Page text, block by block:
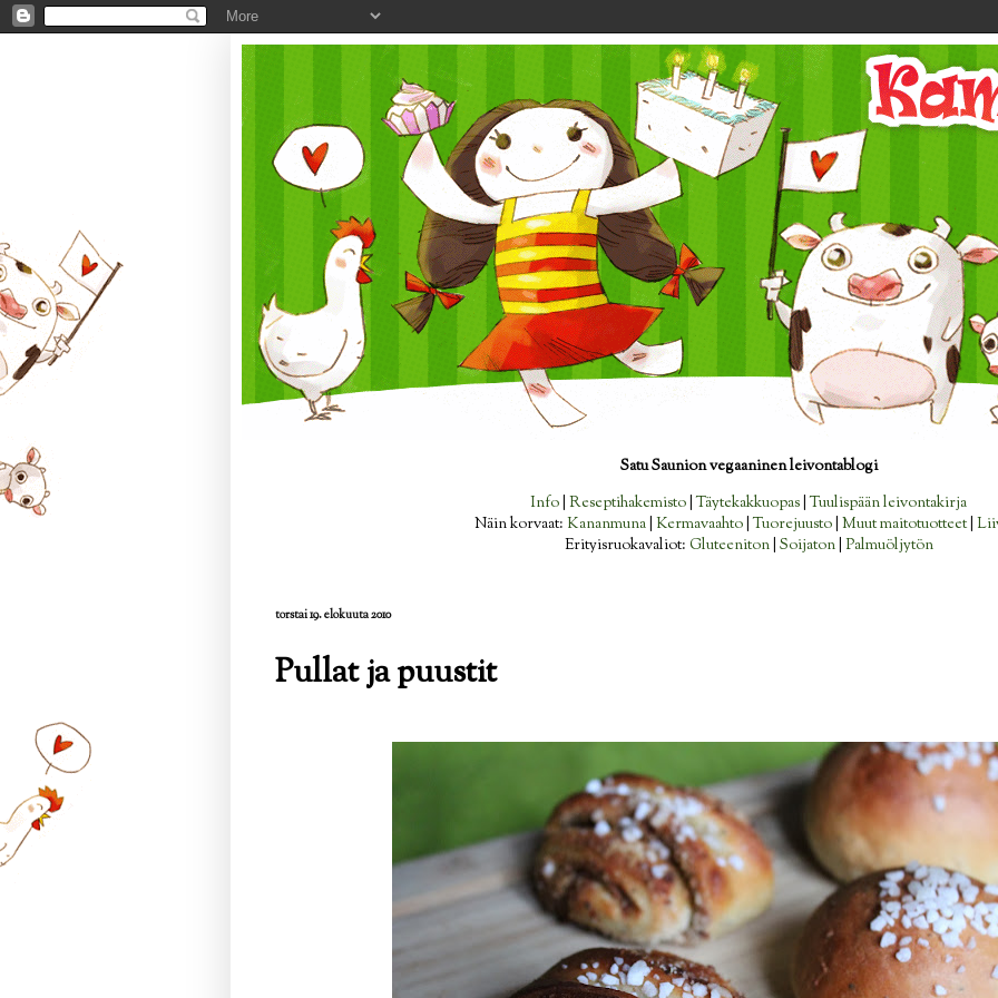
Satu Saunion vegaaninen leivontablogi
Info Reseptihakemisto |Täytekakkuopas |Tuulispään leivontakirja
Näin korvaat: Kananmuna Kermavaahto |Tuorejuusto Muut maitotuotteet|
Erityisruokavaliot: Gluteeniton| Soijaton| Palmuöljytön
torstai 19. elokuuta 2010
Pullat ja puustit